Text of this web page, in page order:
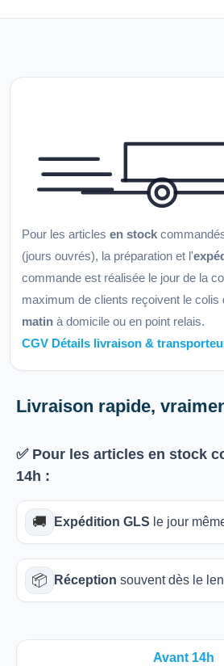
Pour les articles en stock
(jours ouvrés), la préparation et l'
commande est réalisée le jour de la
maximum de clients reçoivent le colis
matin à domicile ou en point relais.
CGV Détails livraison &
Livraison rapide,
✅ Pour les articles en stock
14h :
🚚 Expédition GLS le jour
📦 Réception souvent dès le
Avant 14h